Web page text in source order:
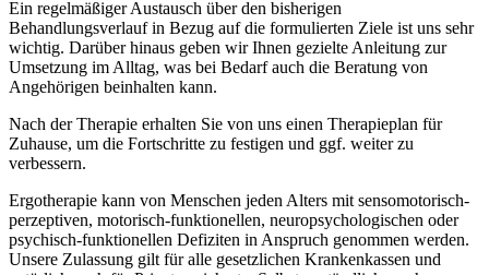
Ein regelmäßiger Austausch über den bisherigen
Behandlungsverlauf in Bezug auf die formulierten Ziele ist uns sehr
wichtig. Darüber hinaus geben wir Ihnen gezielte Anleitung zur
Umsetzung im Alltag, was bei Bedarf auch die Beratung von
Angehörigen beinhalten kann.
Nach der Therapie erhalten Sie von uns einen Therapieplan für
Zuhause, um die Fortschritte zu festigen und ggf. weiter zu
verbessern.
Ergotherapie kann von Menschen jeden Alters mit sensomotorisch-
perzeptiven, motorisch-funktionellen, neuropsychologischen oder
psychisch-funktionellen Defiziten in Anspruch genommen werden.
Unsere Zulassung gilt für alle gesetzlichen Krankenkassen und